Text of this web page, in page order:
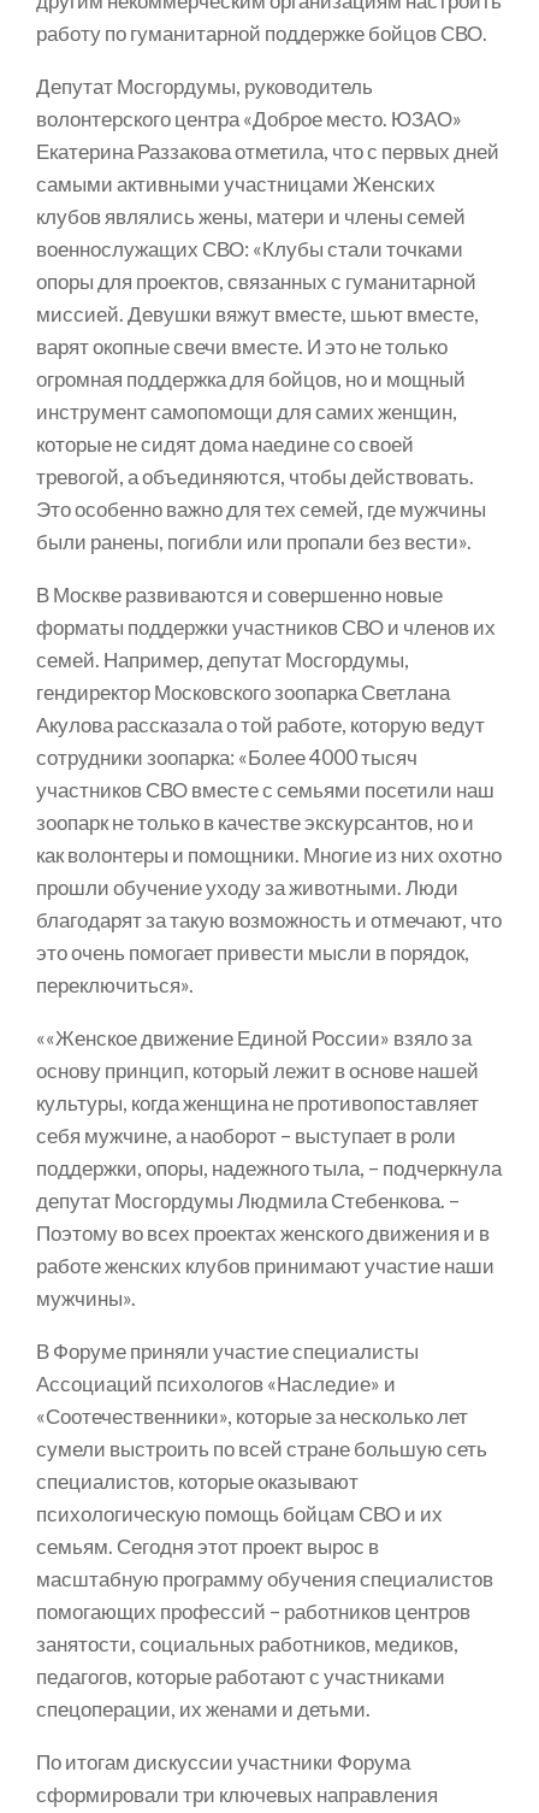
работу по гуманитарной поддержке бойцов СВО.
Депутат Мосгордумы, руководитель
волонтерского центра «Доброе место. ЮЗАО»
Екатерина Раззакова отметила, что с первых дней
самыми активными участницами Женских
клубов являлись жены, матери и члены семей
военнослужащих СВО: «Клубы стали точками
опоры для проектов, связанных с гуманитарной
миссией. Девушки вяжут вместе, шьют вместе,
варят окопные свечи вместе. И это не только
огромная поддержка для бойцов, но и мощный
инструмент самопомощи для самих женщин,
которые не сидят дома наедине со своей
тревогой, а объединяются, чтобы действовать.
Это особенно важно для тех семей, где мужчины
были ранены, погибли или пропали без вести».
В Москве развиваются и совершенно новые
форматы поддержки участников СВО и членов их
семей. Например, депутат Мосгордумы,
гендиректор Московского зоопарка Светлана
Акулова рассказала о той работе, которую ведут
сотрудники зоопарка: «Более 4000 тысяч
участников СВО вместе с семьями посетили наш
зоопарк не только в качестве экскурсантов, но и
как волонтеры и помощники. Многие из них охотно
прошли обучение уходу за животными. Люди
благодарят за такую возможность и отмечают, что
это очень помогает привести мысли в порядок,
переключиться».
««Женское движение Единой России» взяло за
основу принцип, который лежит в основе нашей
культуры, когда женщина не противопоставляет
себя мужчине, а наоборот – выступает в роли
поддержки, опоры, надежного тыла, – подчеркнула
депутат Мосгордумы Людмила Стебенкова. –
Поэтому во всех проектах женского движения и в
работе женских клубов принимают участие наши
мужчины».
В Форуме приняли участие специалисты
Ассоциаций психологов «Наследие» и
«Соотечественники», которые за несколько лет
сумели выстроить по всей стране большую сеть
специалистов, которые оказывают
психологическую помощь бойцам СВО и их
семьям. Сегодня этот проект вырос в
масштабную программу обучения специалистов
помогающих профессий – работников центров
занятости, социальных работников, медиков,
педагогов, которые работают с участниками
спецоперации, их женами и детьми.
По итогам дискуссии участники Форума
сформировали три ключевых направления